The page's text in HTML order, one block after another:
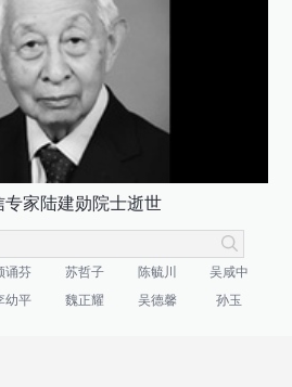
专家陆建勋院士逝世
诵芬 苏哲子 陈毓川
吴咸中
幼平 魏正耀 吴德馨 孙玉